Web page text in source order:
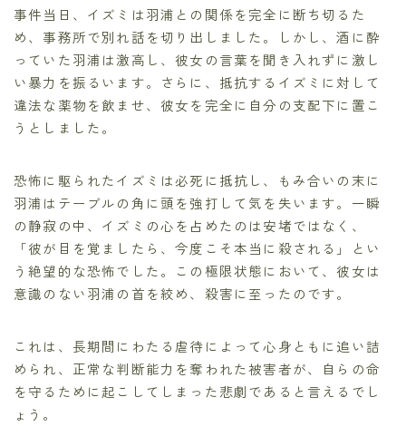
事件当日、イズミは羽浦との関係を完全に断ち切るた
め、事務所で別れ話を切り出しました。しかし、酒に酔
っていた羽浦は激高し、彼女の言葉を聞き入れずに激し
い暴力を振るいます。さらに、抵抗するイズミに対して
違法な薬物を飲ませ、彼女を完全に自分の支配下に置こ
うとしました。
恐怖に駆られたイズミは必死に抵抗し、もみ合いの末に
羽浦はテーブルの角に頭を強打して気を失います。一瞬
の静寂の中、イズミの心を占めたのは安堵ではなく、
「彼が目を覚ましたら、今度こそ本当に殺される」とい
う絶望的な恐怖でした。この極限状態において、彼女は
意識のない羽浦の首を絞め、殺害に至ったのです。
これは、長期間にわたる虐待によって心身ともに追い詰
められ、正常な判断能力を奪われた被害者が、自らの命
を守るために起こしてしまった悲劇であると言えるでし
ょう。